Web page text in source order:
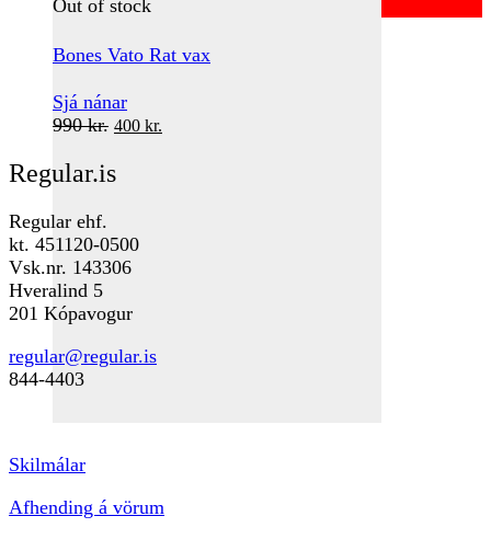
Out of stock
Bones Vato Rat vax
Sjá nánar
990kr. Original
was:
400 kr.
Regular.is
Regular ehf.
kt. 451120-0500
Vsk.nr. 143306
Hveralind 5
201 Kópavogur
regular@regular.is
844-4403
Skilmálar
Afhending á vörum